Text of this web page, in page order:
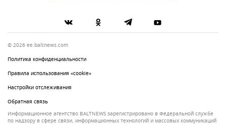
© 2026 ee.baltnews.com
Политика конфиденциальности
Правила использования «cookie»
Настройки отслеживания
Обратная связь
Информационное агентство BALTNEWS зарегистрировано в Федеральной службе
по надзору в сфере связи, информационных технологий и массовых коммуникаций